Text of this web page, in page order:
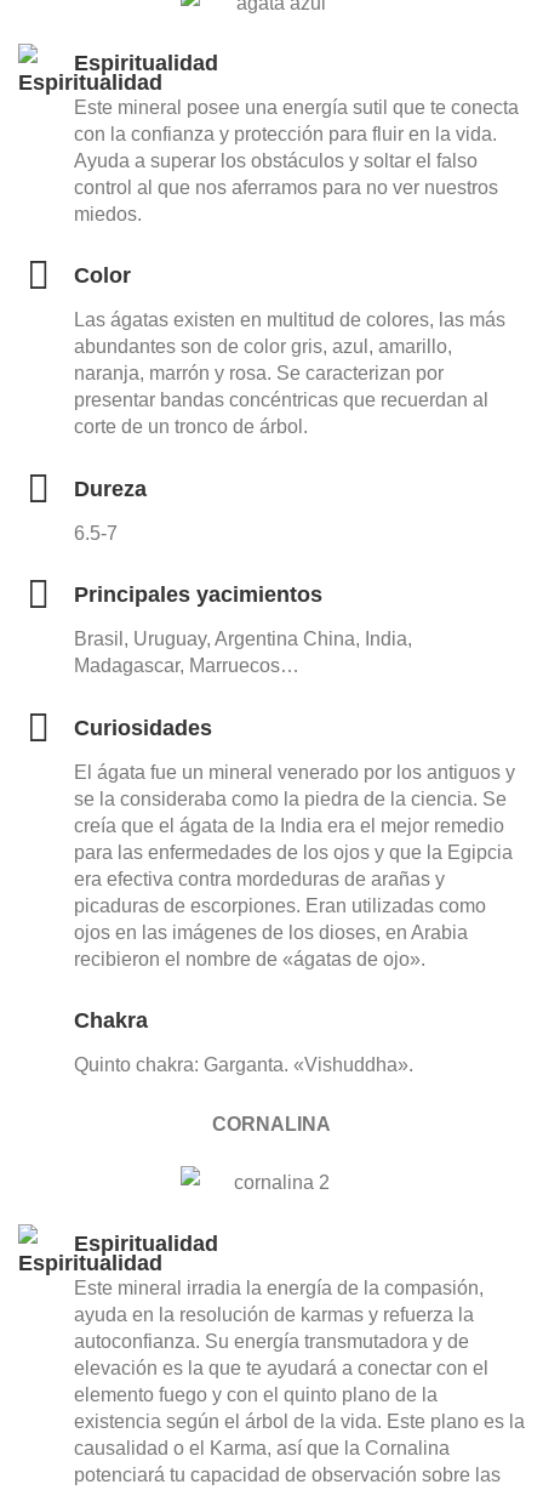
Espiritualidad
Este mineral posee una energía sutil que te conecta
con la confianza y protección para fluir en la vida.
Ayuda a superar los obstáculos y soltar el falso
control al que nos aferramos para no ver nuestros
miedos.
Color
Las ágatas existen en multitud de colores, las más
abundantes son de color gris, azul, amarillo,
naranja, marrón y rosa. Se caracterizan por
presentar bandas concéntricas que recuerdan al
corte de un tronco de árbol.
Dureza
6.5-7
Principales yacimientos
Brasil, Uruguay, Argentina China, India,
Madagascar, Marruecos…
Curiosidades
El ágata fue un mineral venerado por los antiguos y
se la consideraba como la piedra de la ciencia. Se
creía que el ágata de la India era el mejor remedio
para las enfermedades de los ojos y que la Egipcia
era efectiva contra mordeduras de arañas y
picaduras de escorpiones. Eran utilizadas como
ojos en las imágenes de los dioses, en Arabia
recibieron el nombre de «ágatas de ojo».
Chakra
Quinto chakra: Garganta. «Vishuddha».
CORNALINA
Espiritualidad
Este mineral irradia la energía de la compasión,
ayuda en la resolución de karmas y refuerza la
autoconfianza. Su energía transmutadora y de
elevación es la que te ayudará a conectar con el
elemento fuego y con el quinto plano de la
existencia según el árbol de la vida. Este plano es la
causalidad o el Karma, así que la Cornalina
potenciará tu capacidad de observación sobre las